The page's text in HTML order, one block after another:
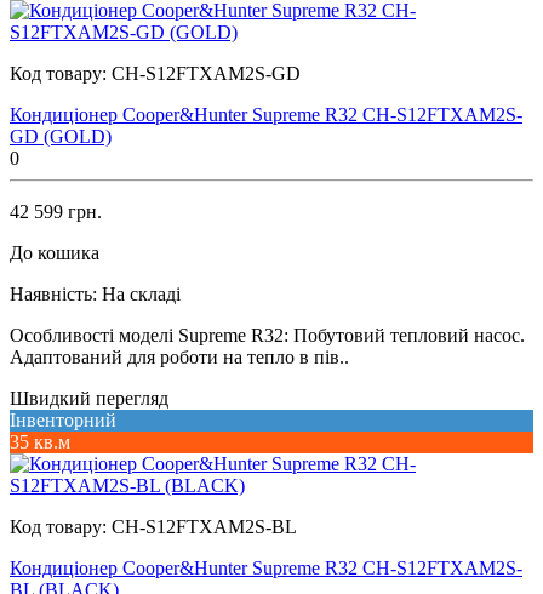
Код товару: CH-S12FTXAM2S-GD
Кондиціонер Cooper&Hunter Supreme R32 CH-S12FTXAM2S-
GD (GOLD)
0
42 599 грн.
До кошика
Наявність: На складі
Особливості моделі Supreme R32: Побутовий тепловий насос.
Адаптований для роботи на тепло в пів..
Швидкий перегляд
Інвенторний
35 кв.м
Код товару: CH-S12FTXAM2S-BL
Кондиціонер Cooper&Hunter Supreme R32 CH-S12FTXAM2S-
BL (BLACK)